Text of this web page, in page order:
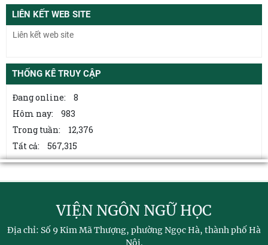
Đổi mới công tác kiểm tra, giám sát tại Chi bộ Viện Nhà nước và Pháp
luật: Gắn siết chặt kỷ cương
phân phối trong nền kinh tế thị trường
Mối quan hệ giữa dân chủ và chủ nghĩa xã hội – quan điểm của
Từ điển bách khoa nghề thủ công truyền thống ở Việt Nam – Công
trình tra cứu góp phần bảo tồn và
LIÊN KẾT WEB SITE
THỐNG KÊ TRUY CẬP
Đang online:
8
Hôm nay:
983
Trong tuần:
12,376
Tất cả:
567,315
VIỆN NGÔN NGỮ HỌC
Địa chỉ: Số 9 Kim Mã Thượng, phường Ngọc Hà, thành phố Hà
Nội.